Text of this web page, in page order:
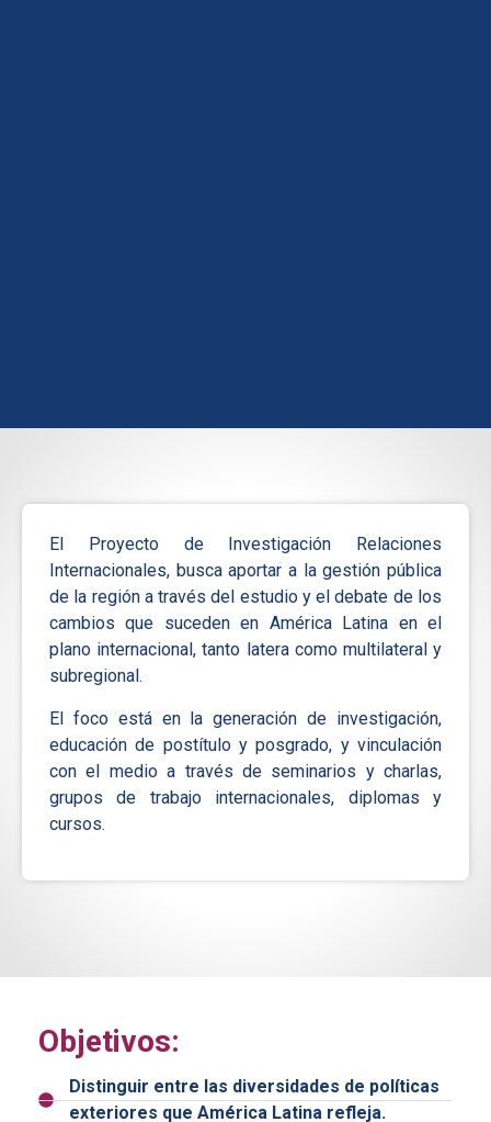
El Proyecto de Investigación Relaciones
Internacionales, busca aportar a la gestión pública
de la región a través del estudio y el debate de los
cambios que suceden en América Latina en el
plano internacional, tanto latera como multilateral y
subregional.
El foco está en la generación de investigación,
educación de postítulo y posgrado, y vinculación
con el medio a través de seminarios y charlas,
grupos de trabajo internacionales, diplomas y
cursos.
Objetivos:
Distinguir entre las diversidades de políticas
exteriores que América Latina refleja.